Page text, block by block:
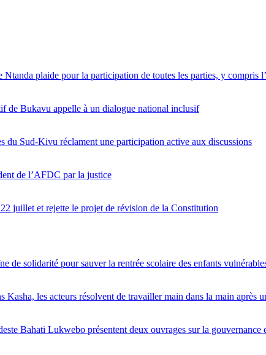
plaide pour la participation de toutes les parties, y compris
de Bukavu appelle à un dialogue national inclusif
du Sud-Kivu réclament une participation active aux discussions
de l’AFDC par la justice
juillet et rejette le projet de révision de la Constitution
de solidarité pour sauver la rentrée scolaire des enfants
Kasha, les acteurs résolvent de travailler main dans la main après
Bahati Lukwebo présentent deux ouvrages sur la gouvernance